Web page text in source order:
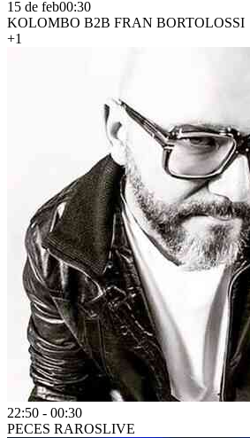
15 de feb00:30
KOLOMBO B2B FRAN BORTOLOSSI
+1
22:50 - 00:30
PECES RAROSLIVE